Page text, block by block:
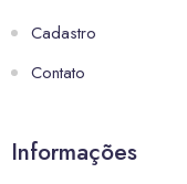
Cadastro
Contato
Informações